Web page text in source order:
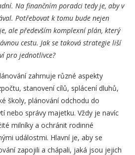
Na finančním poradci tedy je, aby v
Potřebovat k tomu bude nejen
ale především komplexní plán, který
cestu. Jak se taková strategie liší
pro jednotlivce?
zahrnuje různé aspekty
stanovení cílů, splácení dluhů,
školy, plánování odchodu do
nebo správy majetku. Vždy je navíc
milníky a ochránit rodinné
událostmi. Hlavní je, aby se
zapojili a chápali, jaká jsou jejich